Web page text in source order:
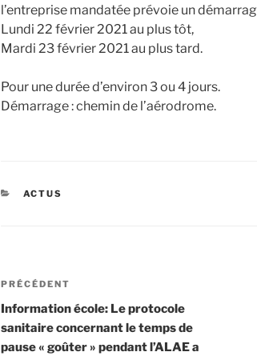
l’entreprise mandatée prévoie un
Lundi 22 février 2021 au plus tôt,
Mardi 23 février 2021 au plus tard.
Pour une durée d’environ 3 ou 4 jours.
Démarrage : chemin de l’aérodrome.
CATÉGORIES
ACTUS
Navigation
de
l’article
Article
précédent
PRÉCÉDENT
Information école: Le protocole
sanitaire concernant le temps de
pause « goûter » pendant l’ALAE a